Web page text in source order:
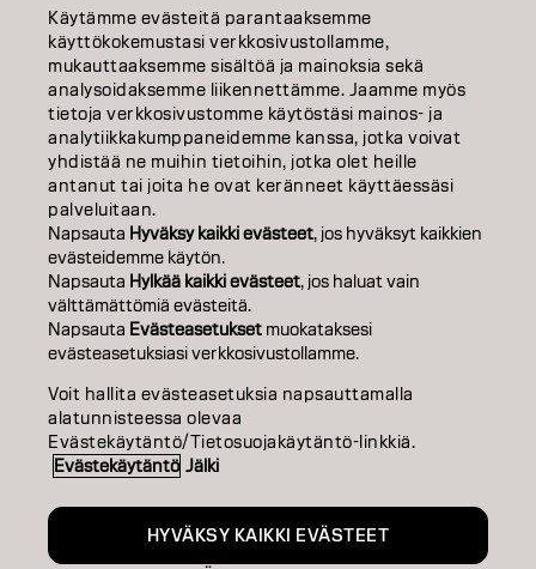
KOULUTUS
TIETOA MEISTÄ
SALON FINDER
RYHDY KUMPPANIKSI
OTA YHTEYTTÄ
JulkaisijaTietosuojakäytäntö
Accessibility
FI | Finnish
Käytämme evästeitä parantaaksemme
käyttökokemustasi verkkosivustollamme,
mukauttaaksemme sisältöä ja mainoksia sekä
analysoidaksemme liikennettämme. Jaamme myös
tietoja verkkosivustomme käytöstäsi mainos- ja
analytiikkakumppaneidemme kanssa, jotka voivat
yhdistää ne muihin tietoihin, jotka olet heille
antanut tai joita he ovat keränneet käyttäessäsi
palveluitaan.
Napsauta Hyväksy kaikki evästeet, jos hyväksyt kaikkien
evästeidemme käytön.
Napsauta Hylkää kaikki evästeet, jos haluat vain
välttämättömiä evästeitä.
Napsauta Evästeasetukset muokataksesi
evästeasetuksiasi verkkosivustollamme.
Voit hallita evästeasetuksia napsauttamalla
alatunnisteessa olevaa
Evästekäytäntö/Tietosuojakäytäntö-linkkiä.
Evästekäytäntö Jälki
HYVÄKSY KAIKKI EVÄSTEET